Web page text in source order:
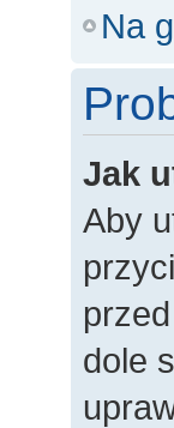
Na
Jak
Aby
dole